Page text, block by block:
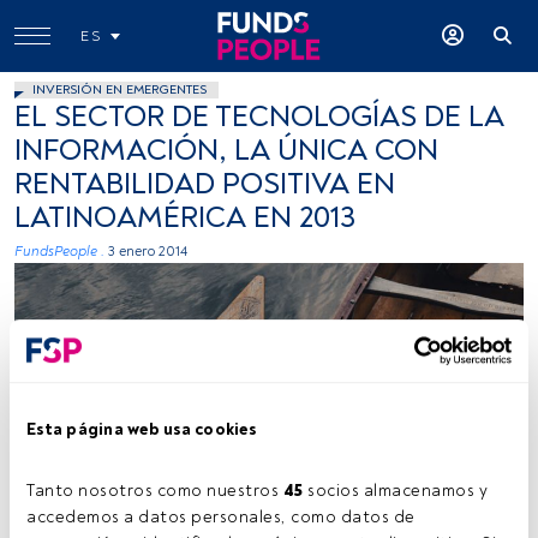
Esta página web usa cookies
Tanto nosotros como nuestros 45 socios almacenamos y
accedemos a datos personales, como datos de
ES
INVERSIÓN EN EMERGENTES
EL SECTOR DE TECNOLOGÍAS DE LA
INFORMACIÓN, LA ÚNICA CON
RENTABILIDAD POSITIVA EN
LATINOAMÉRICA EN 2013
FundsPeople . 3 enero 2014